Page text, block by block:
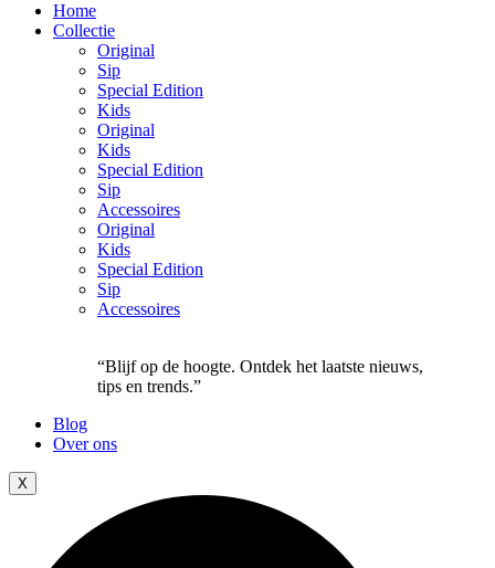
Home
Collectie
Original
Sip
Special Edition
Kids
Original
Kids
Special Edition
Sip
Accessoires
Original
Kids
Special Edition
Sip
Accessoires
“Blijf op de hoogte. Ontdek het laatste nieuws,
tips en trends.”
Blog
Over ons
X